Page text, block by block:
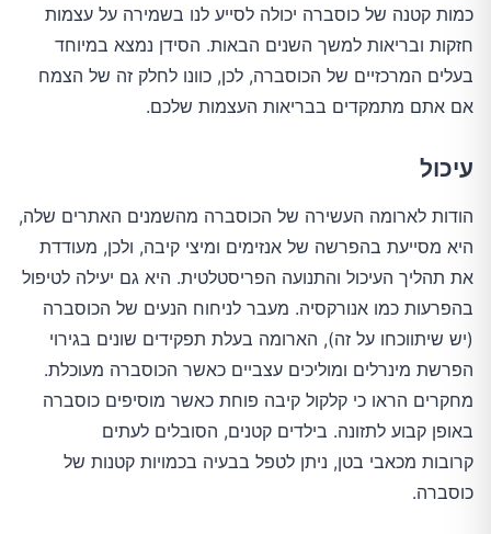
כמות קטנה של כוסברה יכולה לסייע לנו בשמירה על עצמות
חזקות ובריאות למשך השנים הבאות. הסידן נמצא במיוחד
בעלים המרכזיים של הכוסברה, לכן, כוונו לחלק זה של הצמח
אם אתם מתמקדים בבריאות העצמות שלכם.
עיכול
הודות לארומה העשירה של הכוסברה מהשמנים האתרים שלה,
היא מסייעת בהפרשה של אנזימים ומיצי קיבה, ולכן, מעודדת
את תהליך העיכול והתנועה הפריסטלטית. היא גם יעילה לטיפול
בהפרעות כמו אנורקסיה. מעבר לניחוח הנעים של הכוסברה
(יש שיתווכחו על זה), הארומה בעלת תפקידים שונים בגירוי
הפרשת מינרלים ומוליכים עצביים כאשר הכוסברה מעוכלת.
מחקרים הראו כי קלקול קיבה פוחת כאשר מוסיפים כוסברה
באופן קבוע לתזונה. בילדים קטנים, הסובלים לעתים
קרובות מכאבי בטן, ניתן לטפל בבעיה בכמויות קטנות של
כוסברה.